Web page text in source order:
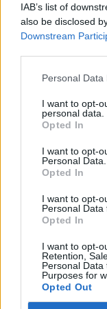
IAB’s list of
also be disclosed
Downstream
Personal
I want to opt-
personal data.
Opted In
I want to opt-
Personal Data.
Opted In
I want to opt-
Personal Data
Opted In
I want to opt-
Retention,
Personal
Purposes for
Opted Out
zbawienie jest
dzięki
jednej scenie,
nadziei i
punktem
pierwszą
jako
między
dobra.
świadczą o